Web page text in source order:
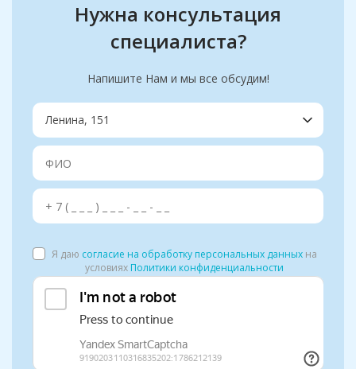
Нужна консультация
специалиста?
Напишите Нам и мы все обсудим!
Я даю согласие на обработку персональных данных на
условиях Политики конфиденциальности